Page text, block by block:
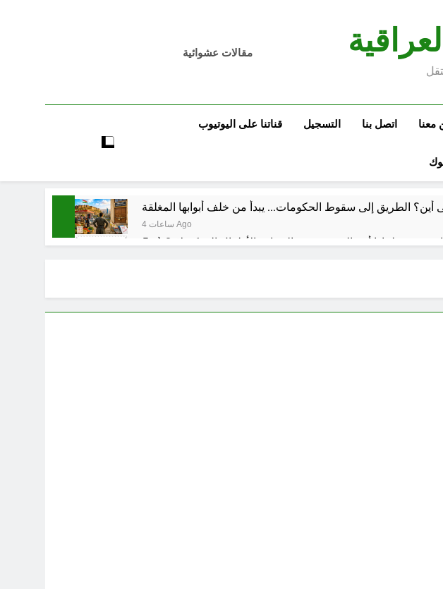
مقالات عشوائية
معنا اتصل بنا التسجيل قناتنا على اليوتيوب
أين؟ الطريق إلى سقوط الحكومات… يبدأ من خلف أبوابها المغلقة
4 ساعات Ago